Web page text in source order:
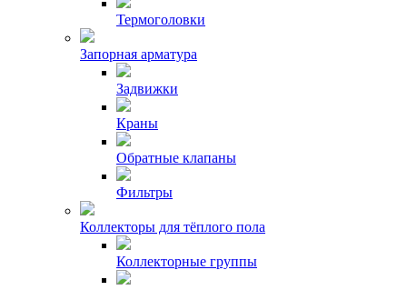
Термоголовки
Запорная арматура
Задвижки
Краны
Обратные клапаны
Фильтры
Коллекторы для тёплого пола
Коллекторные группы